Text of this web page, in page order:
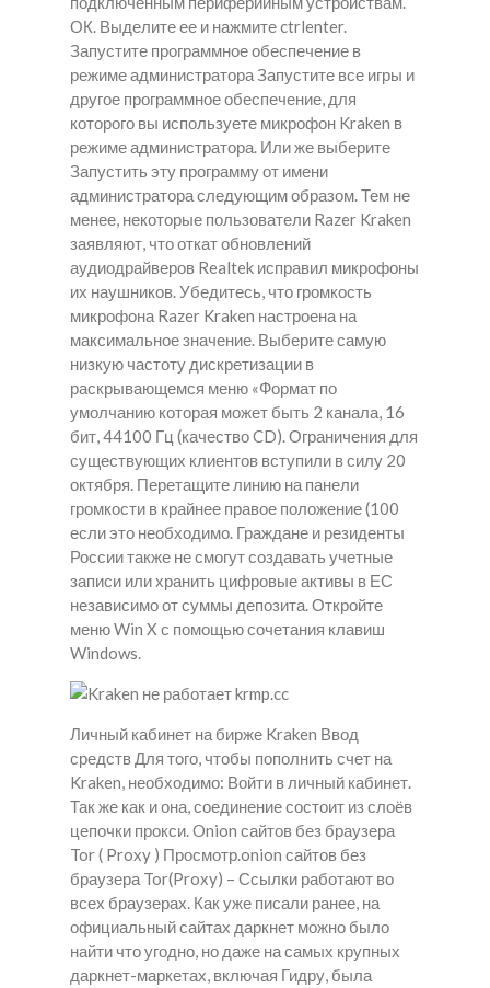
ОК. Выделите ее и нажмите ctrlenter.
Запустите программное обеспечение в
режиме администратора Запустите все игры и
другое программное обеспечение, для
которого вы используете микрофон Kraken в
режиме администратора. Или же выберите
Запустить эту программу от имени
администратора следующим образом. Тем не
менее, некоторые пользователи Razer Kraken
заявляют, что откат обновлений
аудиодрайверов Realtek исправил микрофоны
их наушников. Убедитесь, что громкость
микрофона Razer Kraken настроена на
максимальное значение. Выберите самую
низкую частоту дискретизации в
раскрывающемся меню «Формат по
умолчанию которая может быть 2 канала, 16
бит, 44100 Гц (качество CD). Ограничения для
существующих клиентов вступили в силу 20
октября. Перетащите линию на панели
громкости в крайнее правое положение (100
если это необходимо. Граждане и резиденты
России также не смогут создавать учетные
записи или хранить цифровые активы в ЕС
независимо от суммы депозита. Откройте
меню Win X с помощью сочетания клавиш
Windows.
Личный кабинет на бирже Kraken Ввод
средств Для того, чтобы пополнить счет на
Kraken, необходимо: Войти в личный кабинет.
Так же как и она, соединение состоит из слоёв
цепочки прокси. Onion сайтов без браузера
Tor ( Proxy ) Просмотр.onion сайтов без
браузера Tor(Proxy) – Ссылки работают во
всех браузерах. Как уже писали ранее, на
официальный сайтах даркнет можно было
найти что угодно, но даже на самых крупных
даркнет-маркетах, включая Гидру, была